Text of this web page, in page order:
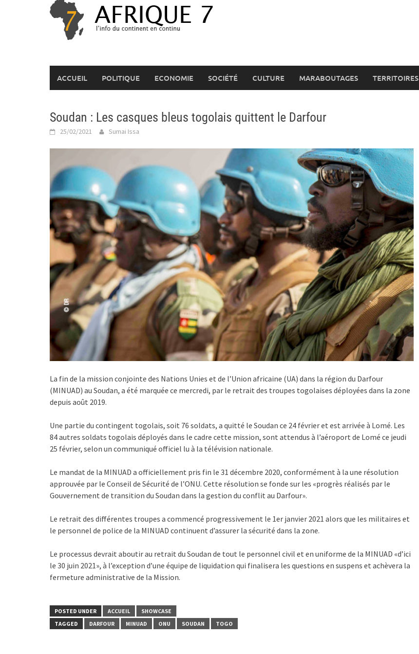
ACCUEIL POLITIQUE ECONOMIE SOCIÉTÉ CULTURE MARABOUTAGES TERRITOIRES
Soudan : Les casques bleus togolais quittent le Darfour
25/02/2021 Sumai Issa
La fin de la mission conjointe des Nations Unies et de l’Union africaine (UA) dans la région du Darfour
(MINUAD) au Soudan, a été marquée ce mercredi, par le retrait des troupes togolaises déployées dans la zone
depuis août 2019.
Une partie du contingent togolais, soit 76 soldats, a quitté le Soudan ce 24 février et est arrivée à Lomé. Les
84 autres soldats togolais déployés dans le cadre cette mission, sont attendus à l’aéroport de Lomé ce jeudi
25 février, selon un communiqué officiel lu à la télévision nationale.
Le mandat de la MINUAD a officiellement pris fin le 31 décembre 2020, conformément à la une résolution
approuvée par le Conseil de Sécurité de l’ONU. Cette résolution se fonde sur les «progrès réalisés par le
Gouvernement de transition du Soudan dans la gestion du conflit au Darfour».
Le retrait des différentes troupes a commencé progressivement le 1er janvier 2021 alors que les militaires et
le personnel de police de la MINUAD continuent d’assurer la sécurité dans la zone.
Le processus devrait aboutir au retrait du Soudan de tout le personnel civil et en uniforme de la MINUAD «d’ici
le 30 juin 2021», à l’exception d’une équipe de liquidation qui finalisera les questions en suspens et achèvera la
fermeture administrative de la Mission.
POSTED UNDER ACCUEIL
SHOWCASE
TAGGED
DARFOUR MINUAD ONU SOUDAN TOGO